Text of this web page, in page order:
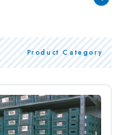
Product Category